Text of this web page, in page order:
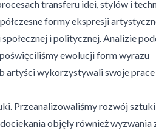
transferu idei, stylów i
formy ekspresji
i politycznej. Analizie
ewolucji form wyrazu
artyści wykorzystywali swoje prace
Przeanalizowaliśmy rozwój
objęły również wyzwania